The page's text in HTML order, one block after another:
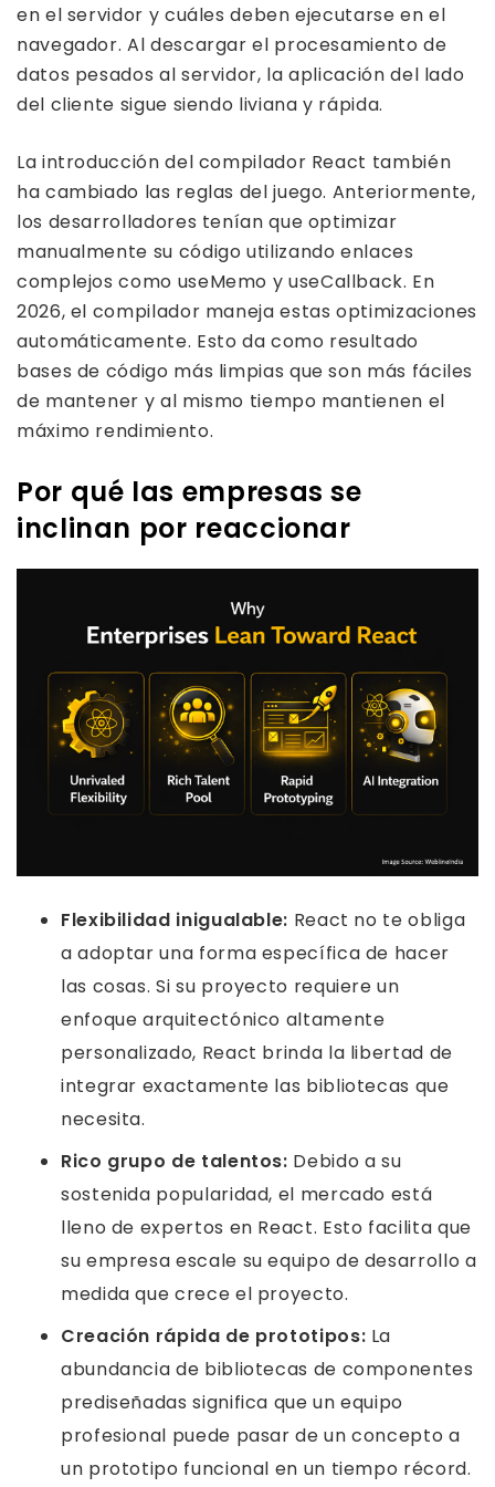
en el servidor y cuáles deben ejecutarse en el
navegador. Al descargar el procesamiento de
datos pesados ​​al servidor, la aplicación del lado
del cliente sigue siendo liviana y rápida.
La introducción del compilador React también
ha cambiado las reglas del juego. Anteriormente,
los desarrolladores tenían que optimizar
manualmente su código utilizando enlaces
complejos como useMemo y useCallback. En
2026, el compilador maneja estas optimizaciones
automáticamente. Esto da como resultado
bases de código más limpias que son más fáciles
de mantener y al mismo tiempo mantienen el
máximo rendimiento.
Por qué las empresas se
inclinan por reaccionar
Flexibilidad inigualable: React no te obliga
a adoptar una forma específica de hacer
las cosas. Si su proyecto requiere un
enfoque arquitectónico altamente
personalizado, React brinda la libertad de
integrar exactamente las bibliotecas que
necesita.
Rico grupo de talentos: Debido a su
sostenida popularidad, el mercado está
lleno de expertos en React. Esto facilita que
su empresa escale su equipo de desarrollo a
medida que crece el proyecto.
Creación rápida de prototipos: La
abundancia de bibliotecas de componentes
prediseñadas significa que un equipo
profesional puede pasar de un concepto a
un prototipo funcional en un tiempo récord.